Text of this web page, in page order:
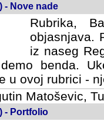
- Nove nade
Rubrika,
objasnjava.
iz naseg
benda.
u ovoj rubrici -
Matoševic,
- Portfolio